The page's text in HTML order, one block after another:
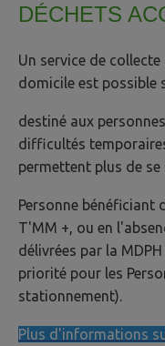
DÉCHETS
Un service de
domicile est possible
destiné aux
difficultés
permettent plus de
Personne bénéficiant
T'MM +, ou en
délivrées par la
priorité pour les
stationnement).
Plus d'informations